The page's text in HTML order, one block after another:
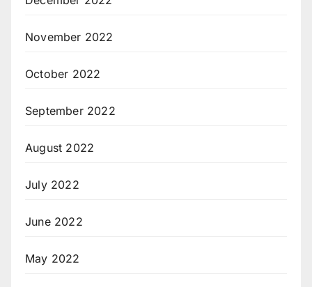
November 2022
October 2022
September 2022
August 2022
July 2022
June 2022
May 2022